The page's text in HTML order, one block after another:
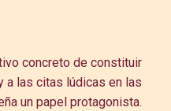
concreto de constituir
a las citas lúdicas en las
un papel protagonista.